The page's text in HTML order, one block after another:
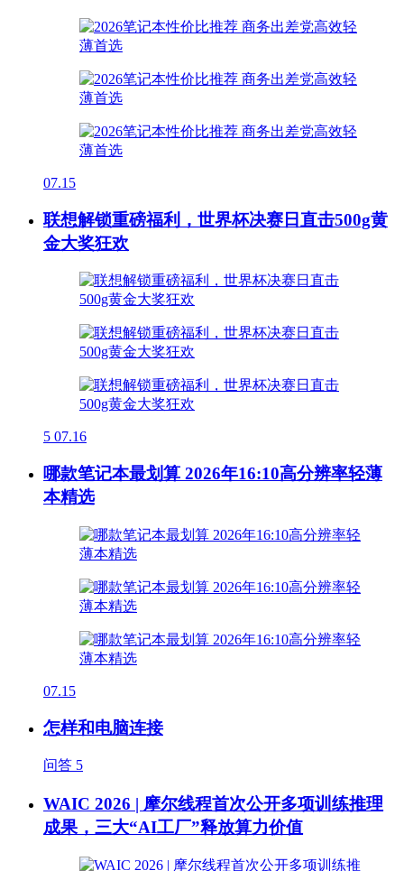
07.15
联想解锁重磅福利，世界杯决赛日直击500g黄
金大奖狂欢
5 07.16
哪款笔记本最划算 2026年16:10高分辨率轻薄
本精选
07.15
怎样和电脑连接
问答 5
WAIC 2026 | 摩尔线程首次公开多项训练推理
成果，三大“AI工厂”释放算力价值